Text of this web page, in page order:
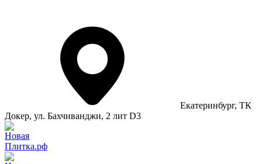
Екатеринбург, ТК
Докер, ул. Бахчиванджи, 2 лит D3